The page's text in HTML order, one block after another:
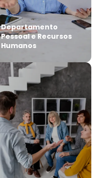
Departamento
Pessoal e Recursos
Humanos